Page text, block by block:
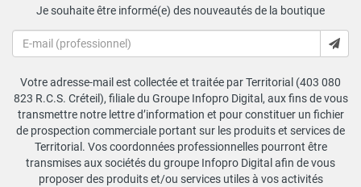
Je souhaite être informé(e) des nouveautés de la boutique
Votre adresse-mail est collectée et traitée par Territorial (403 080
823 R.C.S. Créteil), filiale du Groupe Infopro Digital, aux fins de vous
transmettre notre lettre d’information et pour constituer un fichier
de prospection commerciale portant sur les produits et services de
Territorial. Vos coordonnées professionnelles pourront être
transmises aux sociétés du groupe Infopro Digital afin de vous
proposer des produits et/ou services utiles à vos activités